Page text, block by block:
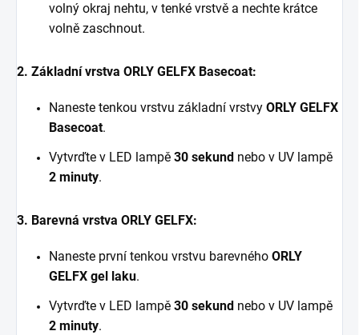
volný okraj nehtu, v tenké vrstvě a nechte krátce
volně zaschnout.
2. Základní vrstva ORLY GELFX Basecoat:
Naneste tenkou vrstvu základní vrstvy ORLY GELFX
Basecoat.
Vytvrďte v LED lampě 30 sekund nebo v UV lampě
2 minuty.
3. Barevná vrstva ORLY GELFX:
Naneste první tenkou vrstvu barevného ORLY
GELFX gel laku.
Vytvrďte v LED lampě 30 sekund nebo v UV lampě
2 minuty.